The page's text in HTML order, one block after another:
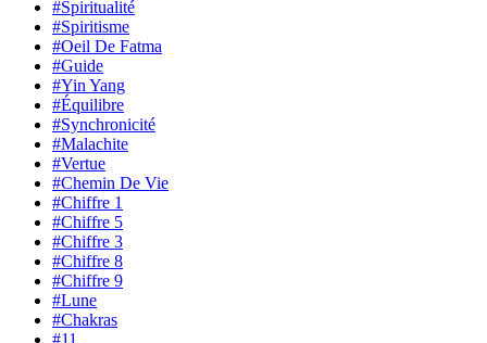
#Spiritualité
#Spiritisme
#Oeil De Fatma
#Guide
#Yin Yang
#Équilibre
#Synchronicité
#Malachite
#Vertue
#Chemin De Vie
#Chiffre 1
#Chiffre 5
#Chiffre 3
#Chiffre 8
#Chiffre 9
#Lune
#Chakras